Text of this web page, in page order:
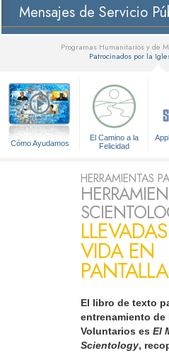
Mensajes de Servicio
Programas Humanitarios y de
Patrocinados por la
Cómo Ayudamos
El Camino a la
Felicidad
HERRAMIENTAS
VIDA EN
PANTALLA
El libro de texto
entrenamiento de
Voluntarios es El
Scientology,